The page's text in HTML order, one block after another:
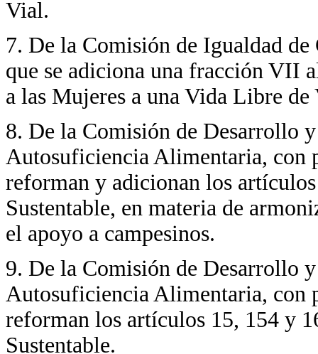
Vial.
7. De la Comisión de Igualdad
que se adiciona una fracción VII
a las Mujeres a una Vida Libre
8. De la Comisión de Desarrollo
Autosuficiencia Alimentaria, con
reforman y adicionan los
Sustentable, en materia de
el apoyo a campesinos.
9. De la Comisión de Desarrollo
Autosuficiencia Alimentaria, con
reforman los artículos 15, 154 y
Sustentable.